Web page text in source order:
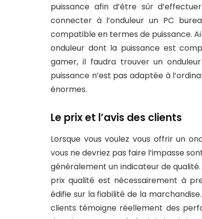
puissance afin d’être sûr
connecter à l’onduleur un PC
compatible en termes de puissance.
onduleur dont la puissance est
gamer, il faudra trouver un
puissance n’est pas adaptée à
énormes.
Le prix et l’avis des clients
Lorsque vous voulez vous offrir un
vous ne devriez pas faire l’impasse
généralement un indicateur de
prix qualité est nécessairement à
édifie sur la fiabilité de la
clients témoigne réellement des